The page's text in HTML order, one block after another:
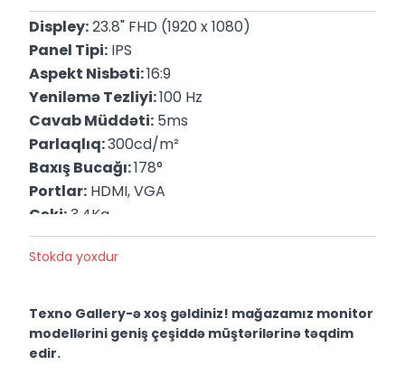
Displey: 23.8" FHD (1920 x 1080)
Panel Tipi: IPS
Aspekt Nisbəti: 16:9
Yeniləmə Tezliyi: 100 Hz
Cavab Müddəti: 5ms
Parlaqlıq: 300cd/m²
Baxış Bucağı: 178°
Portlar: HDMI, VGA
Çəki: 3.4Kq
P/N: 94C19E9
Zəmanət: 12 Ay
Stokda yoxdur
Texno Gallery-ə xoş gəldiniz! mağazamız monitor
modellərini geniş çeşiddə müştərilərinə təqdim
edir.